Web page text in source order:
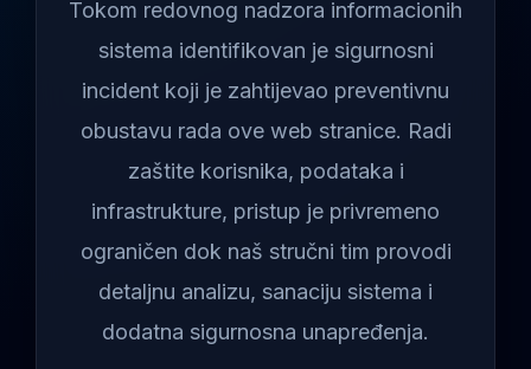
Tokom redovnog nadzora informacionih
sistema identifikovan je sigurnosni
incident koji je zahtijevao preventivnu
obustavu rada ove web stranice. Radi
zaštite korisnika, podataka i
infrastrukture, pristup je privremeno
ograničen dok naš stručni tim provodi
detaljnu analizu, sanaciju sistema i
dodatna sigurnosna unapređenja.